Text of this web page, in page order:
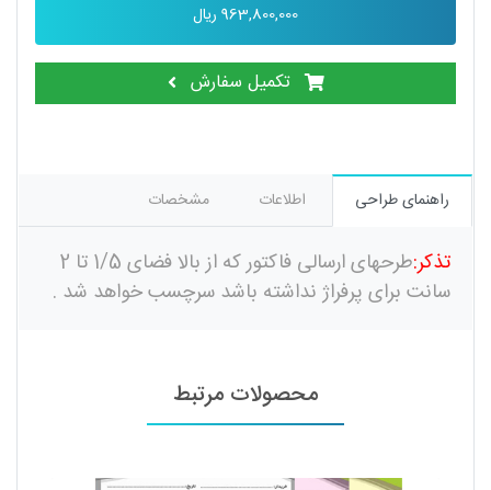
963,800,000 ریال
تکمیل سفارش
راهنمای طراحی اطلاعات مشخصات
تذکر:
طرحهای ارسالی فاکتور که از بالا فضای 1/5 تا 2
سانت برای پرفراژ نداشته باشد سرچسب خواهد شد .
محصولات مرتبط